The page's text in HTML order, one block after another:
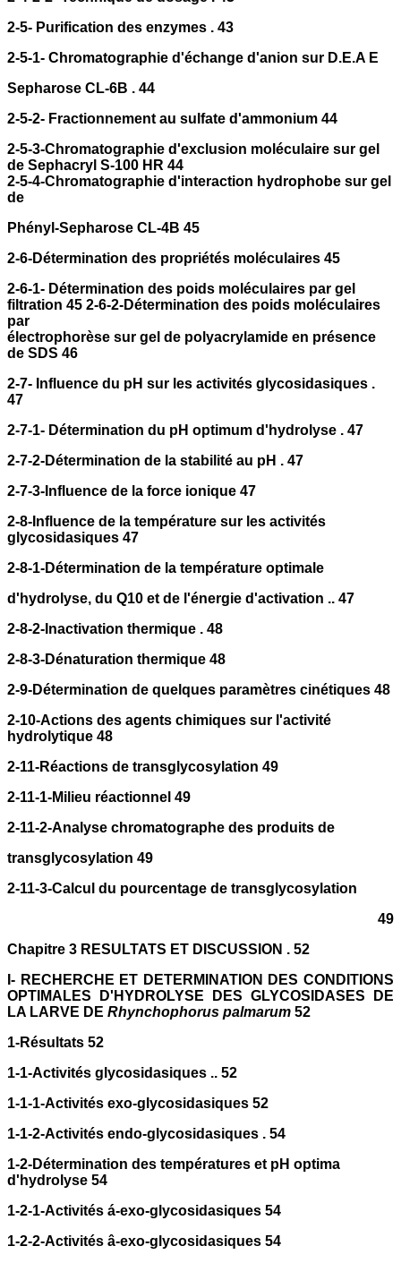
2-5- Purification des enzymes . 43
2-5-1- Chromatographie d'échange d'anion sur D.E.A E
Sepharose CL-6B . 44
2-5-2- Fractionnement au sulfate d'ammonium 44
2-5-3-Chromatographie d'exclusion moléculaire sur gel
de Sephacryl S-100 HR 44
2-5-4-Chromatographie d'interaction hydrophobe sur gel
de
Phényl-Sepharose CL-4B 45
2-6-Détermination des propriétés moléculaires 45
2-6-1- Détermination des poids moléculaires par gel
filtration 45 2-6-2-Détermination des poids moléculaires
par
électrophorèse sur gel de polyacrylamide en présence
de SDS 46
2-7- Influence du pH sur les activités glycosidasiques .
47
2-7-1- Détermination du pH optimum d'hydrolyse . 47
2-7-2-Détermination de la stabilité au pH . 47
2-7-3-Influence de la force ionique 47
2-8-Influence de la température sur les activités
glycosidasiques 47
2-8-1-Détermination de la température optimale
d'hydrolyse, du Q10 et de l'énergie d'activation .. 47
2-8-2-Inactivation thermique . 48
2-8-3-Dénaturation thermique 48
2-9-Détermination de quelques paramètres cinétiques 48
2-10-Actions des agents chimiques sur l'activité
hydrolytique 48
2-11-Réactions de transglycosylation 49
2-11-1-Milieu réactionnel 49
2-11-2-Analyse chromatographe des produits de
transglycosylation 49
2-11-3-Calcul du pourcentage de transglycosylation
49
Chapitre 3 RESULTATS ET DISCUSSION . 52
I- RECHERCHE ET DETERMINATION DES CONDITIONS
OPTIMALES D'HYDROLYSE DES GLYCOSIDASES DE
LA LARVE DE Rhynchophorus palmarum 52
1-Résultats 52
1-1-Activités glycosidasiques .. 52
1-1-1-Activités exo-glycosidasiques 52
1-1-2-Activités endo-glycosidasiques . 54
1-2-Détermination des températures et pH optima
d'hydrolyse 54
1-2-1-Activités á-exo-glycosidasiques 54
1-2-2-Activités â-exo-glycosidasiques 54